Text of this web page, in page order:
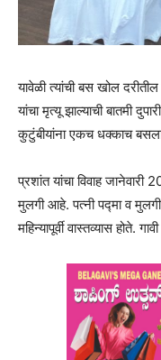
यावेळी त्यांची बस खोल
यांचा मृत्यू झाल्याची बातमी
कुटुंबीयांना एकच धक्काच
प्रशांत यांचा विवाह जानेवारी
मुलगी आहे. पत्नी पद्मा व
महिन्यापूर्वी वास्तव्यास होते.